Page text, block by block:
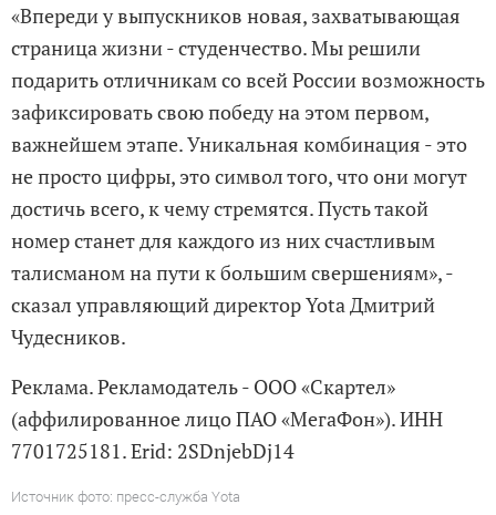
«Впереди у выпускников новая, захватывающая
страница жизни - студенчество. Мы решили
подарить отличникам со всей России возможность
зафиксировать свою победу на этом первом,
важнейшем этапе. Уникальная комбинация - это
не просто цифры, это символ того, что они могут
достичь всего, к чему стремятся. Пусть такой
номер станет для каждого из них счастливым
талисманом на пути к большим свершениям», -
сказал управляющий директор Yota Дмитрий
Чудесников.
Реклама. Рекламодатель - ООО «Скартел»
(аффилированное лицо ПАО «МегаФон»). ИНН
7701725181. Erid: 2SDnjebDj14
Источник фото: пресс-служба Yota